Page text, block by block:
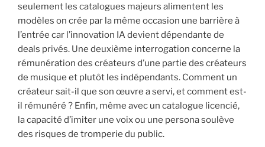
seulement les catalogues majeurs alimentent les
modèles on crée par la même occasion une barrière à
l’entrée car l’innovation IA devient dépendante de
deals privés. Une deuxième interrogation concerne la
rémunération des créateurs d’une partie des créateurs
de musique et plutôt les indépendants. Comment un
créateur sait-il que son œuvre a servi, et comment est-
il rémunéré ? Enfin, même avec un catalogue licencié,
la capacité d’imiter une voix ou une persona soulève
des risques de tromperie du public.